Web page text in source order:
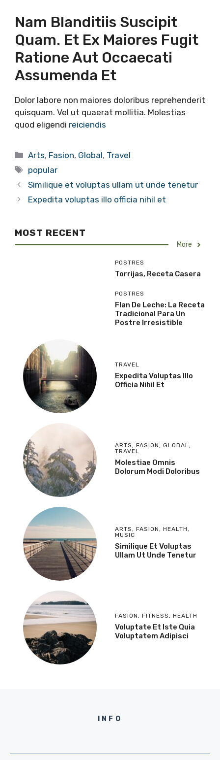
Nam Blanditiis Suscipit
Quam. Et Ex Maiores Fugit
Ratione Aut Occaecati
Assumenda Et
Dolor labore non maiores doloribus reprehenderit
quisquam. Vel ut quaerat mollitia. Molestias
quod eligendi reiciendis
Categories
Arts, Fasion, Global, Travel
Tags
popular
Similique et voluptas ullam ut unde tenetur
Expedita voluptas illo officia nihil et
MOST RECENT
More
POSTRES
Torrijas, Receta Casera
POSTRES
Flan De Leche: La Receta
Tradicional Para Un
Postre Irresistible
TRAVEL
Expedita Voluptas Illo
Officia Nihil Et
ARTS , FASION , GLOBAL ,
TRAVEL
Molestiae Omnis
Dolorum Modi Doloribus
ARTS , FASION , HEALTH ,
MUSIC
Similique Et Voluptas
Ullam Ut Unde Tenetur
FASION , FITNESS , HEALTH
Voluptate Et Iste Quia
Voluptatem Adipisci
INFO